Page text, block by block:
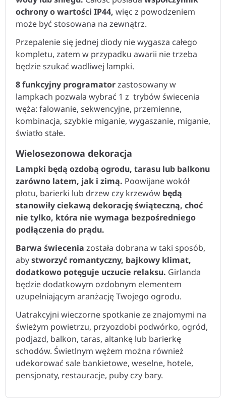
ochrony o wartości IP44, więc z powodzeniem
może być stosowana na zewnątrz.
Przepalenie się jednej diody nie wygasza całego
kompletu, zatem w przypadku awarii nie trzeba
będzie szukać wadliwej lampki.
8 funkcyjny programatorzastosowany w
lampkach pozwala wybrać 1 z trybów świecenia
węża: falowanie, sekwencyjne, przemienne,
kombinacja, szybkie miganie, wygaszanie, miganie,
światło stałe.
Wielosezonowa dekoracja
Lampki będą ozdobą ogrodu, tarasu lub balkonu
zarówno latem, jak i zimą. Poowijane wokół
płotu, barierki lub drzew czy krzewów będą
stanowiły ciekawą dekorację świąteczną, choć
nie tylko, która nie wymaga bezpośredniego
podłączenia do prądu.
Barwa świecenia została dobrana w taki sposób,
abystworzyć romantyczny, bajkowy klimat,
dodatkowo potęguje uczucie relaksu. Girlanda
będzie dodatkowym ozdobnym elementem
uzupełniającym aranżację Twojego ogrodu.
Uatrakcyjni wieczorne spotkanie ze znajomymi na
świeżym powietrzu, przyozdobi podwórko, ogród,
podjazd, balkon, taras, altankę lub barierkę
schodów. Świetlnym wężem można również
udekorować sale bankietowe, weselne, hotele,
pensjonaty, restauracje, puby czy bary.